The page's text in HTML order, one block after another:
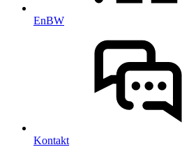
EnBW
Kontakt